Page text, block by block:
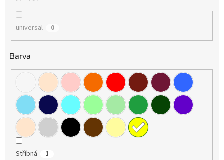
universal 0
Barva
Stříbná 1